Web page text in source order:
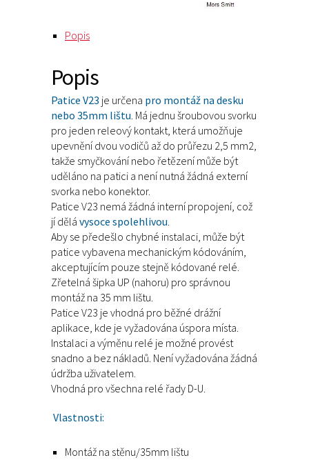
Popis
Popis
Patice V23 je určena pro montáž na desku
nebo 35mm lištu. Má jednu šroubovou svorku
pro jeden releový kontakt, která umožňuje
upevnění dvou vodičů až do průřezu 2,5 mm2,
takže smyčkování nebo řetězení může být
uděláno na patici a není nutná žádná externí
svorka nebo konektor.
Patice V23 nemá žádná interní propojení, což
jí dělá vysoce spolehlivou.
Aby se předešlo chybné instalaci, může být
patice vybavena mechanickým kódováním,
akceptujícím pouze stejně kódované relé.
Zřetelná šipka UP (nahoru) pro správnou
montáž na 35 mm lištu.
Patice V23 je vhodná pro běžné drážní
aplikace, kde je vyžadována úspora místa.
Instalaci a výměnu relé je možné provést
snadno a bez nákladů. Není vyžadována žádná
údržba uživatelem.
Vhodná pro všechna relé řady D-U.
Vlastnosti:
Montáž na stěnu/35mm lištu